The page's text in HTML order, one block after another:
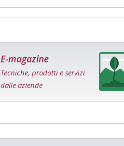
E-magazine
Tecniche, prodotti e servizi
dalle aziende